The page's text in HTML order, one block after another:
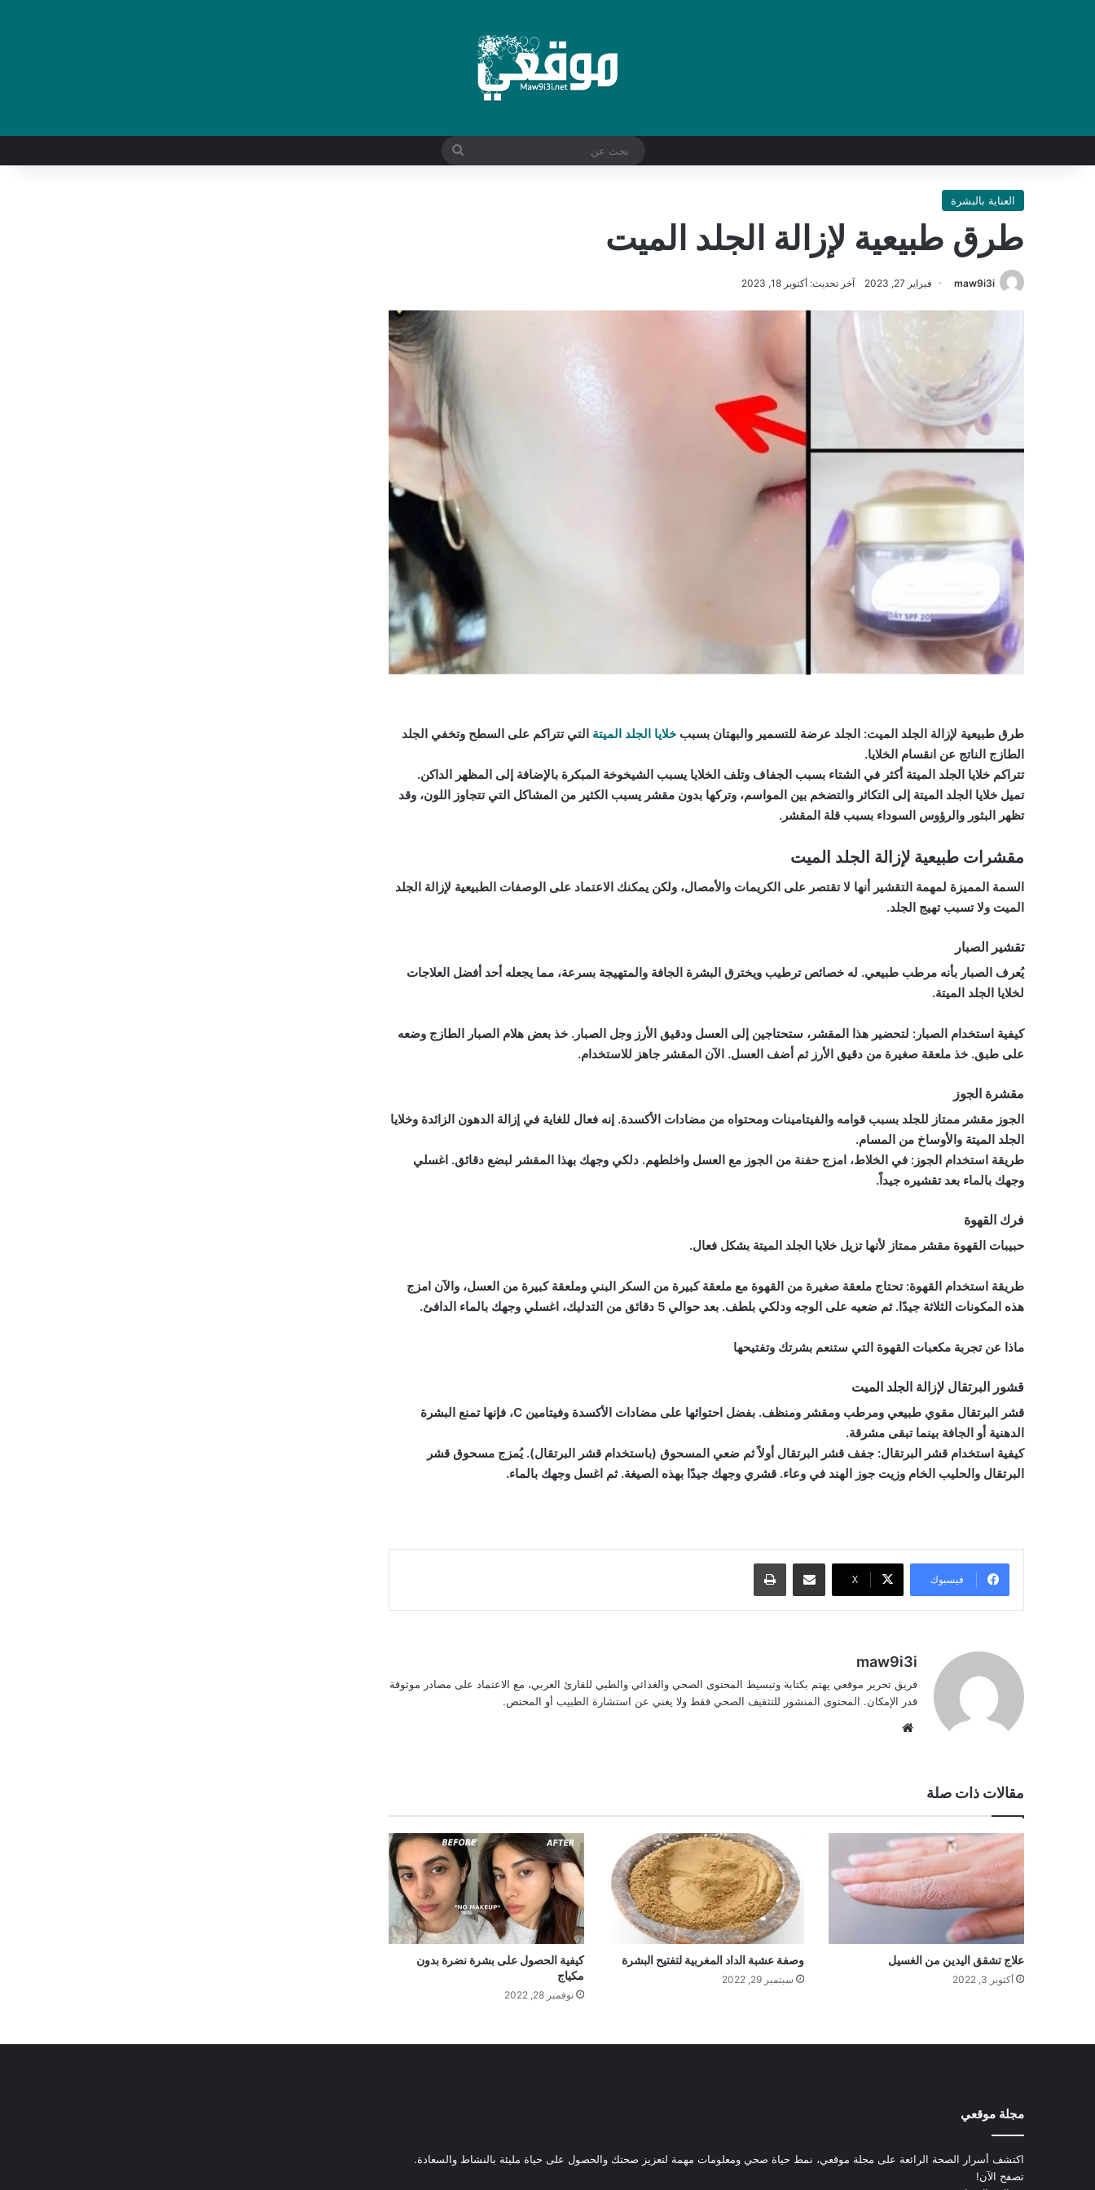
بحث
العناية بالبشرة
طرق طبيعية لإزالة الجلد الميت
maw9i3i فبراير 27, 2023 آخر تحديث: أكتوبر 18, 2023
طرق طبيعية لإزالة الجلد الميت: الجلد عرضة للتسمير والبهتان بسبب خلايا الجلد الميتة التي تتراكم على السطح وتخفي الجلد
الطازج الناتج عن انقسام الخلايا.
تتراكم خلايا الجلد الميتة أكثر في الشتاء بسبب الجفاف وتلف الخلايا يسبب الشيخوخة المبكرة بالإضافة إلى المظهر الداكن.
تميل خلايا الجلد الميتة إلى التكاثر والتضخم بين المواسم، وتركها بدون مقشر يسبب الكثير من المشاكل التي تتجاوز اللون، وقد
تظهر البثور والرؤوس السوداء بسبب قلة المقشر.
مقشرات طبيعية لإزالة الجلد الميت
السمة المميزة لمهمة التقشير أنها لا تقتصر على الكريمات والأمصال، ولكن يمكنك الاعتماد على الوصفات الطبيعية لإزالة الجلد
الميت ولا تسبب تهيج الجلد.
تقشير الصبار
يُعرف الصبار بأنه مرطب طبيعي. له خصائص ترطيب ويخترق البشرة الجافة والمتهيجة بسرعة، مما يجعله أحد أفضل العلاجات
لخلايا الجلد الميتة.
كيفية استخدام الصبار: لتحضير هذا المقشر، ستحتاجين إلى العسل ودقيق الأرز وجل الصبار. خذ بعض هلام الصبار الطازج وضعه
على طبق. خذ ملعقة صغيرة من دقيق الأرز ثم أضف العسل. الآن المقشر جاهز للاستخدام.
مقشرة الجوز
الجوز مقشر ممتاز للجلد بسبب قوامه والفيتامينات ومحتواه من مضادات الأكسدة. إنه فعال للغاية في إزالة الدهون الزائدة وخلايا
الجلد الميتة والأوساخ من المسام.
طريقة استخدام الجوز: في الخلاط، امزج حفنة من الجوز مع العسل واخلطهم. دلكي وجهك بهذا المقشر لبضع دقائق. اغسلي
وجهك بالماء بعد تقشيره جيداً.
فرك القهوة
حبيبات القهوة مقشر ممتاز لأنها تزيل خلايا الجلد الميتة بشكل فعال.
طريقة استخدام القهوة: تحتاج ملعقة صغيرة من القهوة مع ملعقة كبيرة من السكر البني وملعقة كبيرة من العسل، والآن امزج
هذه المكونات الثلاثة جيدًا. ثم ضعيه على الوجه ودلكي بلطف. بعد حوالي 5 دقائق من التدليك، اغسلي وجهك بالماء الدافئ.
ماذا عن تجربة مكعبات القهوة التي ستنعم بشرتك وتفتيحها
قشور البرتقال لإزالة الجلد الميت
قشر البرتقال مقوي طبيعي ومرطب ومقشر ومنظف. بفضل احتوائها على مضادات الأكسدة وفيتامين C، فإنها تمنع البشرة
الدهنية أو الجافة بينما تبقى مشرقة.
كيفية استخدام قشر البرتقال: جفف قشر البرتقال أولاً ثم ضعي المسحوق (باستخدام قشر البرتقال). يُمزج مسحوق قشر
البرتقال والحليب الخام وزيت جوز الهند في وعاء. قشري وجهك جيدًا بهذه الصيغة. ثم اغسل وجهك بالماء.
فيسبوك ‫X
مشاركة عبر البريد طباعة
maw9i3i
فريق تحرير موقعي يهتم بكتابة وتبسيط المحتوى الصحي والغذائي والطبي للقارئ العربي، مع الاعتماد على مصادر موثوقة
قدر الإمكان. المحتوى المنشور للتثقيف الصحي فقط ولا يغني عن استشارة الطبيب أو المختص.
مقالات ذات صلة
علاج تشقق اليدين من الغسيل
أكتوبر 3, 2022
وصفة عشبة الداد المغربية لتفتيح البشرة
سبتمبر 29, 2022
كيفية الحصول على بشرة نضرة بدون
مكياج
نوفمبر 28, 2022
مجلة موقعي
اكتشف أسرار الصحة الرائعة على مجلة موقعي، نمط حياة صحي ومعلومات مهمة لتعزيز صحتك والحصول على حياة مليئة بالنشاط والسعادة.
تصفح الآن!